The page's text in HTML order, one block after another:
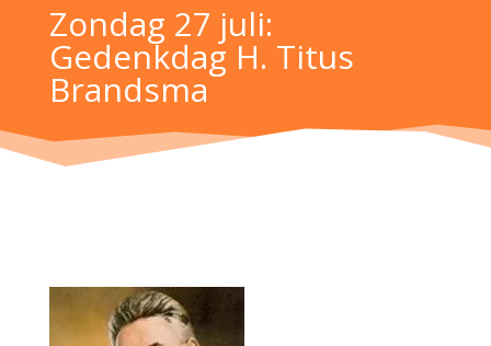
Zondag 27 juli:
Gedenkdag H. Titus
Brandsma